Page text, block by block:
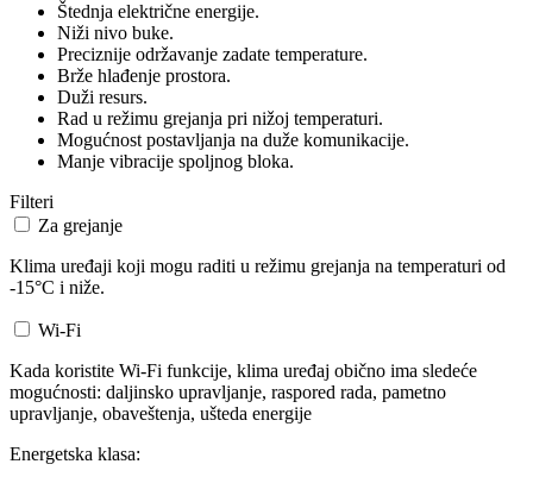
Štednja električne energije.
Niži nivo buke.
Preciznije održavanje zadate temperature.
Brže hlađenje prostora.
Duži resurs.
Rad u režimu grejanja pri nižoj temperaturi.
Mogućnost postavljanja na duže komunikacije.
Manje vibracije spoljnog bloka.
Filteri
Za grejanje
Klima uređaji koji mogu raditi u režimu grejanja na temperaturi od
-15°C i niže.
Wi-Fi
Kada koristite Wi-Fi funkcije, klima uređaj obično ima sledeće
mogućnosti: daljinsko upravljanje, raspored rada, pametno
upravljanje, obaveštenja, ušteda energije
Energetska klasa: